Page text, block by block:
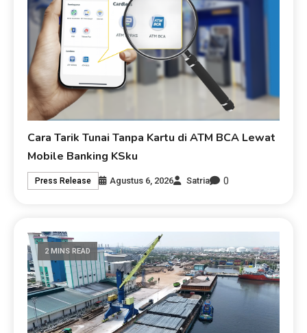
Cara Tarik Tunai Tanpa Kartu di ATM BCA Lewat
Mobile Banking KSku
Press Release Agustus 6, 2026 Satria 0
2 MINS READ